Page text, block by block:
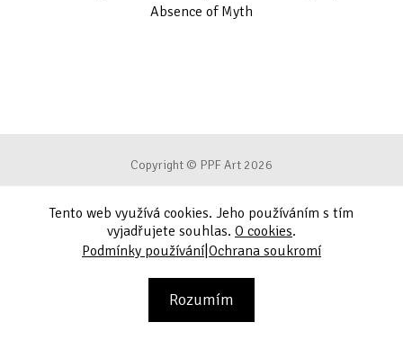
Absence of Myth
Copyright © PPF Art 2026
Podmínky používání
Ochrana soukromí
Tento web využívá cookies. Jeho používáním s tím
vyjadřujete souhlas. O cookies.
Podmínky používání|Ochrana soukromí
Rozumím